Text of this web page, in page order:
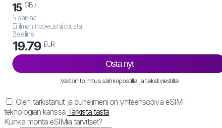
15 GB /
5 päivää
Ei ilman nopeusrajoitusta
Beeline
19.79 EUR
Osta nyt
Välitön toimitus sähköpostilla ja tekstiviestillä
Olen tarkistanut ja puhelimeni on yhteensopiva eSIM-
teknologian kanssa Tarkista tästä
Kuinka monta eSIMiä tarvitset?